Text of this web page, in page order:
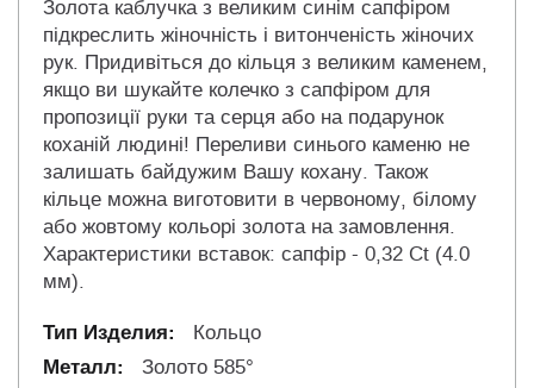
Золота каблучка з великим синім сапфіром
підкреслить жіночність і витонченість жіночих
рук. Придивіться до кільця з великим каменем,
якщо ви шукайте колечко з сапфіром для
пропозиції руки та серця або на подарунок
коханій людині! Переливи синього каменю не
залишать байдужим Вашу кохану. Також
кільце можна виготовити в червоному, білому
або жовтому кольорі золота на замовлення.
Характеристики вставок: сапфір - 0,32 Ct (4.0
мм).
Кольцо
Золото 585°